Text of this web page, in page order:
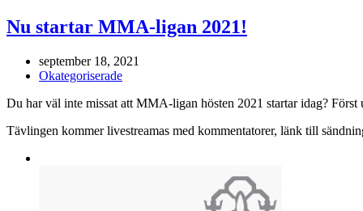
Nu startar MMA-ligan 2021!
september 18, 2021
Okategoriserade
Du har väl inte missat att MMA-ligan hösten 2021 startar idag?
Tävlingen kommer livestreamas med kommentatorer, länk till